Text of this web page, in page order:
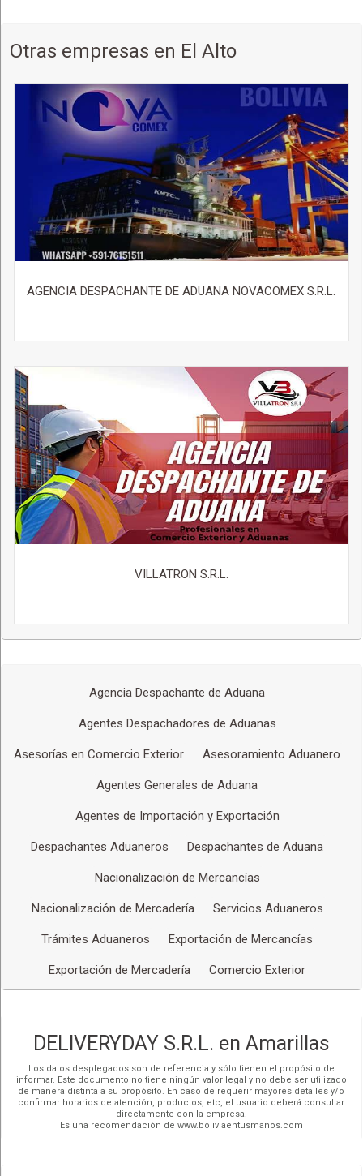
Otras empresas en El Alto
AGENCIA DESPACHANTE DE ADUANA NOVACOMEX S.R.L.
VILLATRON S.R.L.
Agencia Despachante de Aduana
Agentes Despachadores de Aduanas
Asesorías en Comercio Exterior Asesoramiento Aduanero
Agentes Generales de Aduana
Agentes de Importación y Exportación
Despachantes Aduaneros Despachantes de Aduana
Nacionalización de Mercancías
Nacionalización de Mercadería Servicios Aduaneros
Trámites Aduaneros Exportación de Mercancías
Exportación de Mercadería Comercio Exterior
DELIVERYDAY S.R.L. en Amarillas
Los datos desplegados son de referencia y sólo tienen el propósito de
informar. Este documento no tiene ningún valor legal y no debe ser utilizado
de manera distinta a su propósito. En caso de requerir mayores detalles y/o
confirmar horarios de atención, productos, etc, el usuario deberá consultar
directamente con la empresa.
Es una recomendación de www.boliviaentusmanos.com